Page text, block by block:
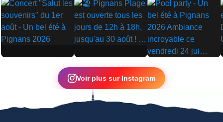
▶ ▶
▶
Voir plus sur Instagram